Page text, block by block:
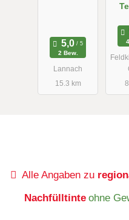
2 Bew.
Lannach
15.3 km
Alle Angaben zu
Nachfülltinte ohne